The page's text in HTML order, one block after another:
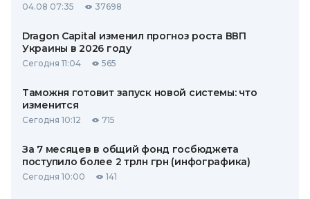
04.08 07:35 37698
Dragon Capital изменил прогноз роста ВВП
Украины в 2026 году
Сегодня 11:04 565
Таможня готовит запуск новой системы: что
изменится
Сегодня 10:12 715
За 7 месяцев в общий фонд госбюджета
поступило более 2 трлн грн (инфографика)
Сегодня 10:00 141